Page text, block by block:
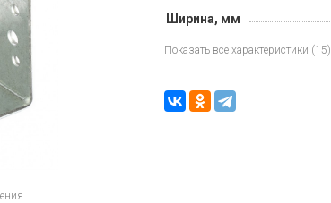
Ширина, мм
Показать все характеристики (15)